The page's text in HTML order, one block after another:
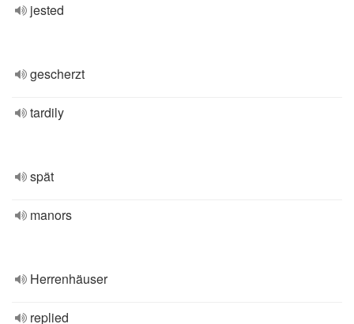
jested
gescherzt
tardily
spät
manors
Herrenhäuser
replied